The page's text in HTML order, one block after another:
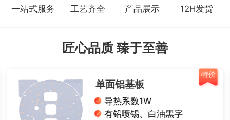
一站式服务 工艺齐全 产品展示 12H发货
匠心品质 臻于至善
特价
单面铝基板
导热系数1W
有铅喷锡、白油黑字